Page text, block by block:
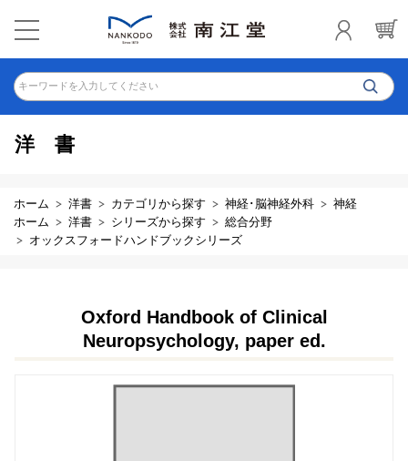
キーワードを入力してください
洋書
ホーム 洋書 カテゴリから探す 神経･脳神経外科
神経
ホーム
洋書 シリーズから探す
総合分野
オックスフォードハンドブックシリーズ
Oxford Handbook of Clinical
Neuropsychology, paper ed.